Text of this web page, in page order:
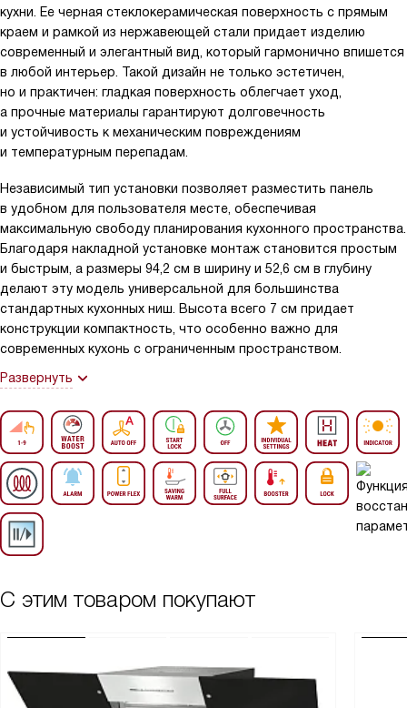
кухни. Ее черная стеклокерамическая поверхность с прямым
краем и рамкой из нержавеющей стали придает изделию
современный и элегантный вид, который гармонично впишется
в любой интерьер. Такой дизайн не только эстетичен,
но и практичен: гладкая поверхность облегчает уход,
а прочные материалы гарантируют долговечность
и устойчивость к механическим повреждениям
и температурным перепадам.
Независимый тип установки позволяет разместить панель
в удобном для пользователя месте, обеспечивая
максимальную свободу планирования кухонного пространства.
Благодаря накладной установке монтаж становится простым
и быстрым, а размеры 94,2 см в ширину и 52,6 см в глубину
делают эту модель универсальной для большинства
стандартных кухонных ниш. Высота всего 7 см придает
конструкции компактность, что особенно важно для
современных кухонь с ограниченным пространством.
Развернуть
С этим товаром покупают